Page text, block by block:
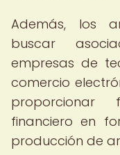
Además, los
buscar
empresas de
comercio
proporcionar
financiero en
producción de